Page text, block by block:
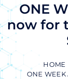
ONE
now for
HOME
ONE WEEK